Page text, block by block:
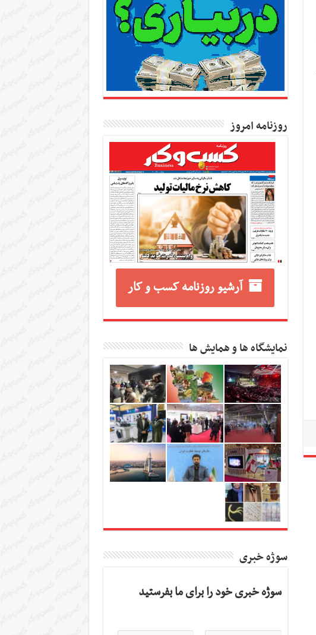
روزنامه امروز
آرشیو روزنامه کسب و کار
نمایشگاه ها و همایش ها
سوژه خبری
سوژه خبری خود را برای ما بفرستید